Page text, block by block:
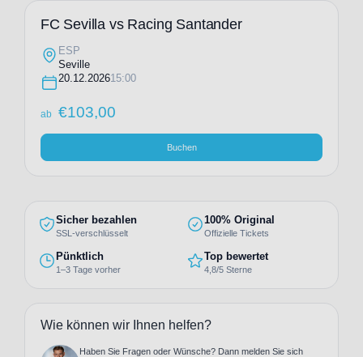
FC Sevilla vs Racing Santander
ESP
Seville
20.12.202615:00
ab €103,00
Buchen
Sicher bezahlen
SSL-verschlüsselt
100% Original
Offizielle Tickets
Pünktlich
1–3 Tage vorher
Top bewertet
4,8/5 Sterne
Wie können wir Ihnen helfen?
Haben Sie Fragen oder Wünsche? Dann melden Sie sich